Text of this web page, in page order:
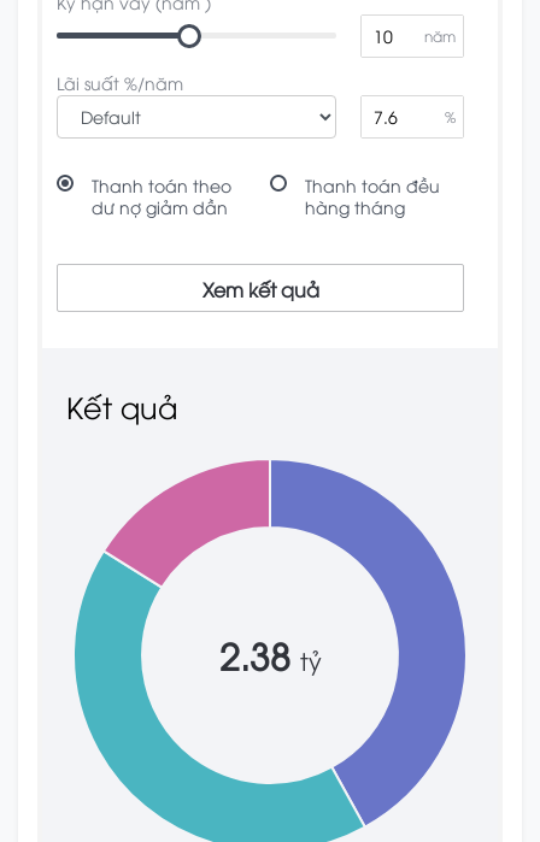
năm
Lãi suất %/năm
%
Thanh toán theo
dư nợ giảm dần
Thanh toán đều
hàng tháng
Xem kết quả
Kết quả
2.38 tỷ